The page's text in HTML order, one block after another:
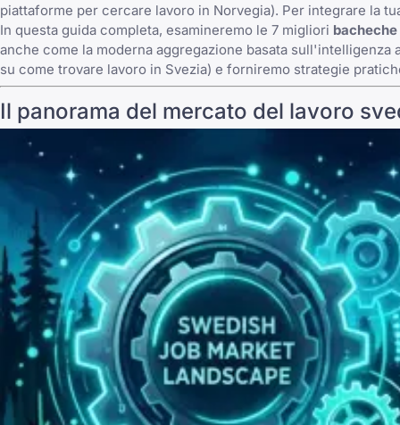
piattaforme per cercare lavoro in Norvegia). Per integrare la
In questa guida completa, esamineremo le 7 migliori
anche come la moderna aggregazione basata
su come trovare lavoro in Svezia) e forniremo strategie
Il panorama del mercato del lavoro